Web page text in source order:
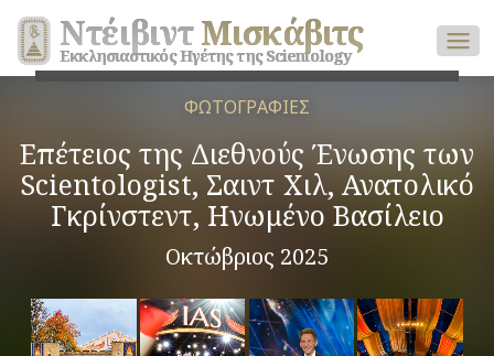
ΝτέιβιντΜισκάβιτς
Εκκλησιαστικός Ηγέτης της Scientology
ΦΩΤΟΓΡΑΦΙΕΣ
Επέτειος της Διεθνούς Ένωσης των
Scientologist, Σαιντ Χιλ, Ανατολικό
Γκρίνστεντ, Ηνωμένο Βασίλειο
Οκτώβριος 2025